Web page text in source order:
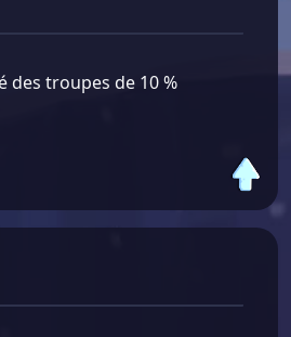
des troupes de 10 %